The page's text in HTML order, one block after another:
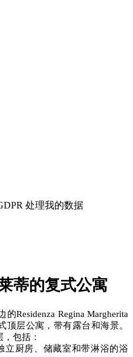
处理我的数据
蒂的复式公寓
Residenza Regina Margherita
顶层公寓，带有露台和海景。
包括：
立厨房、储藏室和带淋浴的浴